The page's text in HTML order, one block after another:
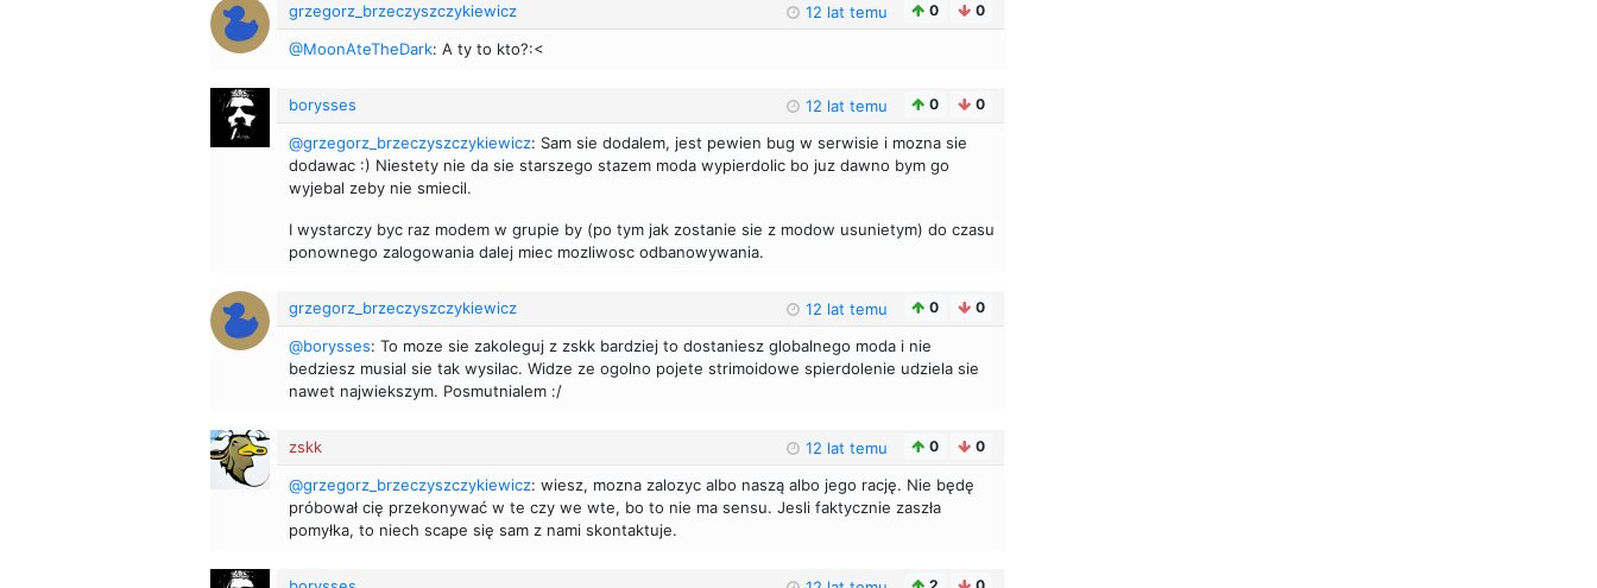
grzegorz_brzeczyszczykiewicz 12 lat temu 0 0
@MoonAteTheDark: A ty to kto?:<
borysses 12 lat temu 0 0
@grzegorz_brzeczyszczykiewicz: Sam sie dodalem, jest pewien bug w serwisie i mozna sie
dodawac :) Niestety nie da sie starszego stazem moda wypierdolic bo juz dawno bym go
wyjebal zeby nie smiecil.
I wystarczy byc raz modem w grupie by (po tym jak zostanie sie z modow usunietym) do czasu
ponownego zalogowania dalej miec mozliwosc odbanowywania.
grzegorz_brzeczyszczykiewicz 12 lat temu 0 0
@borysses: To moze sie zakoleguj z zskk bardziej to dostaniesz globalnego moda i nie
bedziesz musial sie tak wysilac. Widze ze ogolno pojete strimoidowe spierdolenie udziela sie
nawet najwiekszym. Posmutnialem :/
zskk 12 lat temu 0 0
@grzegorz_brzeczyszczykiewicz: wiesz, mozna zalozyc albo naszą albo jego rację. Nie będę
próbował cię przekonywać w te czy we wte, bo to nie ma sensu. Jesli faktycznie zaszła
pomyłka, to niech scape się sam z nami skontaktuje.